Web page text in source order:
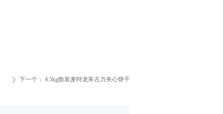
ꄲ 下一个： 4.5kg散装麦特龙朱古力夹心饼干